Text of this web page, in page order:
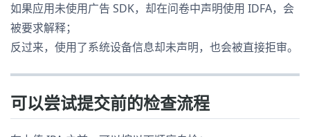
如果应用未使用广告 SDK，却在问卷中声明使用 IDFA，会
被要求解释；
反过来，使用了系统设备信息却未声明，也会被直接拒审。
可以尝试提交前的检查流程